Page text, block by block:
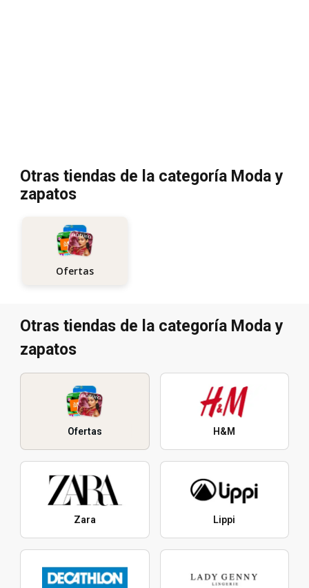
Otras tiendas de la categoría Moda y
zapatos
Ofertas
Otras tiendas de la categoría Moda y
zapatos
Ofertas H&M
Zara Lippi